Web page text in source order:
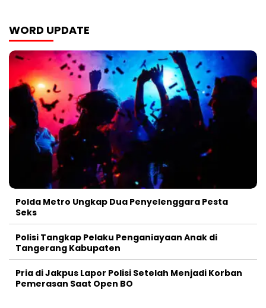
WORD UPDATE
Polda Metro Ungkap Dua Penyelenggara Pesta
Seks
Polisi Tangkap Pelaku Penganiayaan Anak di
Tangerang Kabupaten
Pria di Jakpus Lapor Polisi Setelah Menjadi Korban
Pemerasan Saat Open BO